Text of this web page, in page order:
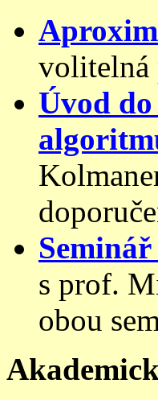
volitelná
Úvod
s prof.
obou